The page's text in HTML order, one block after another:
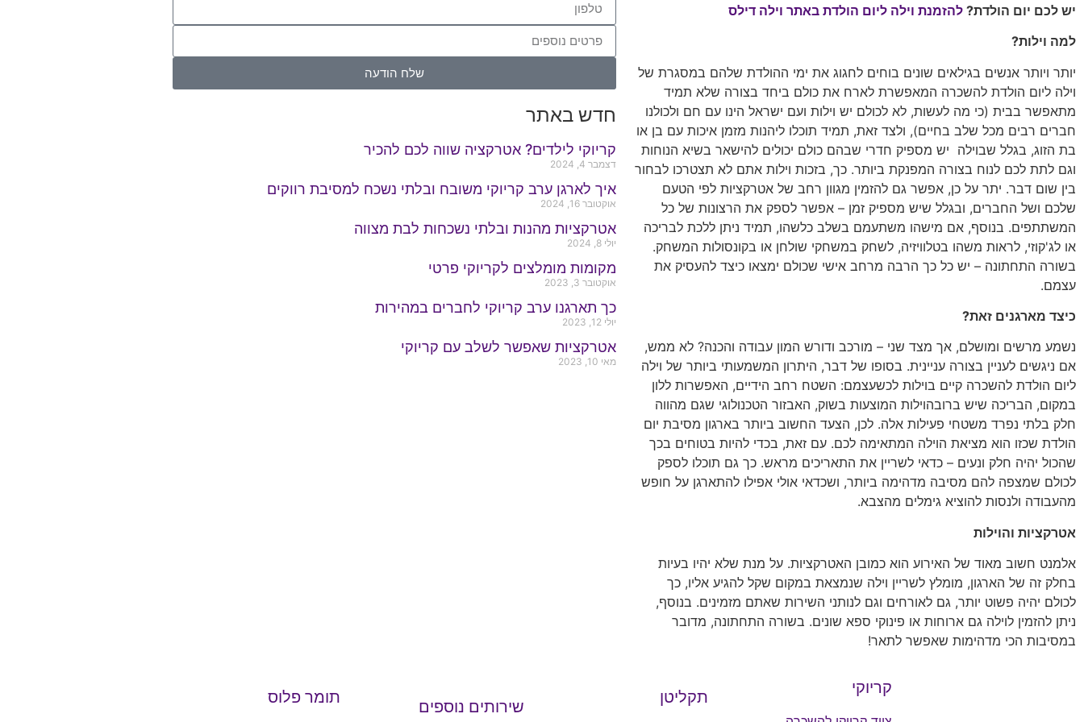
יש לכם יום הולדת? להזמנת וילה ליום הולדת באתר וילה דילס
למה וילות?
יותר ויותר אנשים בגילאים שונים בוחים לחגוג את ימי ההולדת שלהם במסגרת של
וילה ליום הולדת להשכרה המאפשרת לארח את כולם ביחד בצורה שלא תמיד
מתאפשר בבית (כי מה לעשות, לא לכולם יש וילות ועם ישראל הינו עם חם ולכולנו
חברים רבים מכל שלב בחיים), ולצד זאת, תמיד תוכלו ליהנות מזמן איכות עם בן או
בת הזוג, בגלל שבוילה יש מספיק חדרי שבהם כולם יכולים להישאר בשיא הנוחות
וגם לתת לכם לנוח בצורה המפנקת ביותר. כך, בזכות וילות אתם לא תצטרכו לבחור
בין שום דבר. יתר על כן, אפשר גם להזמין מגוון רחב של אטרקציות לפי הטעם
שלכם ושל החברים, ובגלל שיש מספיק זמן – אפשר לספק את הרצונות של כל
המשתתפים. בנוסף, אם מישהו משתעמם בשלב כלשהו, תמיד ניתן ללכת לבריכה
או לג'קוזי, לראות משהו בטלוויזיה, לשחק במשחקי שולחן או בקונסולות המשחק.
בשורה התחתונה – יש כל כך הרבה מרחב אישי שכולם ימצאו כיצד להעסיק את
עצמם.
כיצד מארגנים זאת?
נשמע מרשים ומושלם, אך מצד שני – מורכב ודורש המון עבודה והכנה? לא ממש,
אם ניגשים לעניין בצורה עניינית. בסופו של דבר, היתרון המשמעותי ביותר של וילה
ליום הולדת להשכרה קיים בוילות לכשעצמם: השטח רחב הידיים, האפשרות ללון
במקום, הבריכה שיש ברובהוילות המוצעות בשוק, האבזור הטכנולוגי שגם מהווה
חלק בלתי נפרד משטחי פעילות אלה. לכן, הצעד החשוב ביותר בארגון מסיבת יום
הולדת שכזו הוא מציאת הוילה המתאימה לכם. עם זאת, בכדי להיות בטוחים בכך
שהכול יהיה חלק ונעים – כדאי לשריין את התאריכים מראש. כך גם תוכלו לספק
לכולם שמצפה להם מסיבה מדהימה ביותר, ושכדאי אולי אפילו להתארגן על חופש
מהעבודה ולנסות להוציא גימלים מהצבא.
אטרקציות והוילות
אלמנט חשוב מאוד של האירוע הוא כמובן האטרקציות. על מנת שלא יהיו בעיות
בחלק זה של הארגון, מומלץ לשריין וילה שנמצאת במקום שקל להגיע אליו, כך
לכולם יהיה פשוט יותר, גם לאורחים וגם לנותני השירות שאתם מזמינים. בנוסף,
ניתן להזמין לוילה גם ארוחות או פינוקי ספא שונים. בשורה התחתונה, מדובר
במסיבות הכי מדהימות שאפשר לתאר!
שלח הודעה
חדש באתר
קריוקי לילדים? אטרקציה שווה לכם להכיר
דצמבר 4, 2024
איך לארגן ערב קריוקי משובח ובלתי נשכח למסיבת רווקים
אוקטובר 16, 2024
אטרקציות מהנות ובלתי נשכחות לבת מצווה
יולי 8, 2024
מקומות מומלצים לקריוקי פרטי
אוקטובר 3, 2023
כך תארגנו ערב קריוקי לחברים במהירות
יולי 12, 2023
אטרקציות שאפשר לשלב עם קריוקי
מאי 10, 2023
קריוקי תקליטן שירותים נוספים תומר פלוס